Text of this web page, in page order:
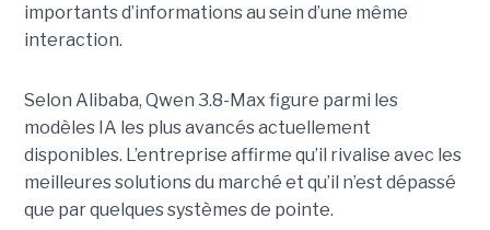
importants d’informations au sein d’une même
interaction.
Selon Alibaba, Qwen 3.8-Max figure parmi les
modèles IA les plus avancés actuellement
disponibles. L’entreprise affirme qu’il rivalise avec les
meilleures solutions du marché et qu’il n’est dépassé
que par quelques systèmes de pointe.